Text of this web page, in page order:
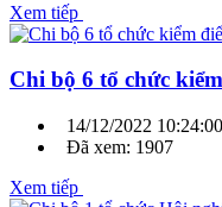
Xem tiếp
Chi bộ 6 tổ chức
14/12/2022
Đã xem: 1907
Xem tiếp